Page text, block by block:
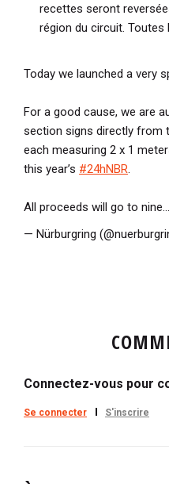
recettes seront
région du circuit.
Today we launched a very
For a good cause, we are
section signs directly from
each measuring 2 x 1
this year’s #24hNBR.
All proceeds will go to nine…
— Nürburgring
Connectez-vous pour
Se connecter S'inscrire